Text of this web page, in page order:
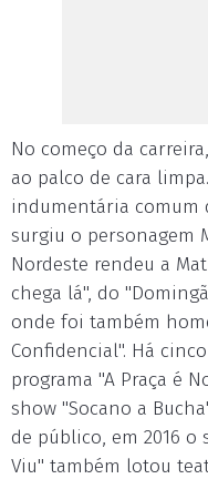
No começo da
ao palco de cara
indumentária comum
surgiu o personagem
Nordeste rendeu a
chega lá", do
onde foi também
Confidencial". Há
programa "A Praça é
show "Socano a
de público, em 2016 o
Viu" também lotou